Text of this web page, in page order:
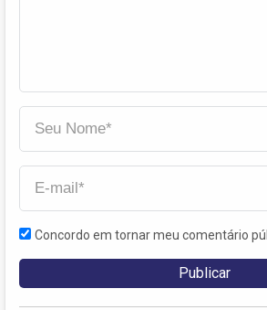
Concordo em tornar meu comentário